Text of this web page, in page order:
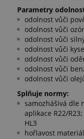
Parametry
odolnost vůči
odolnost vůči
odolnost vůči
odolnost vůči
odolnost vůči
odolnost vůči
odolnost vůči
Splňuje normy:
samozhášivá dle
aplikace R22/
HL3
hořlavost